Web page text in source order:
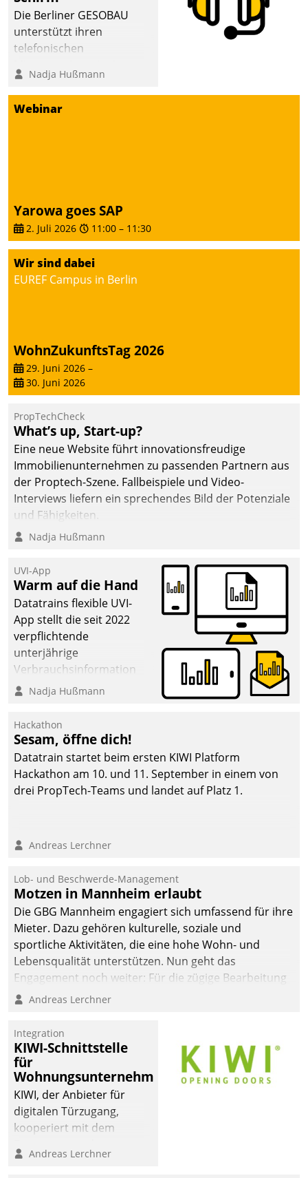
Die Berliner GESOBAU
unterstützt ihren
telefonischen
digitalen Cockpit, das
situationsbezogen
passende Fragen und
Mietenden zügiger und
effizienter zu bearbeiten.
Nadja Hußmann
Webinar
Yarowa goes SAP
2. Juli 2026 11:00 – 11:30
Wir sind dabei
EUREF Campus in Berlin
WohnZukunftsTag 2026
29. Juni 2026 –
30. Juni 2026
PropTechCheck
What’s up, Start-up?
Eine neue Website führt innovationsfreudige
Immobilienunternehmen zu passenden Partnern aus
der Proptech-Szene. Fallbeispiele und Video-
Interviews liefern ein sprechendes Bild der Potenziale
und Fähigkeiten.
Nadja Hußmann
UVI-App
Warm auf die Hand
Datatrains flexible UVI-
App stellt die seit 2022
verpflichtende
unterjährige
Verbrauchsinformation
schnell, zuverlässig und
Die monatlichen
Mitteilungen zum
Heizungs- und
Wasserverbrauch gehen
automatisiert, vollständig
und auf Wunsch über
Kommunikationswege bei
Nadja Hußmann
Hackathon
Sesam, öffne dich!
Datatrain startet beim ersten KIWI Platform
Hackathon am 10. und 11. September in einem von
drei PropTech-Teams und landet auf Platz 1.
Andreas Lerchner
Lob- und Beschwerde-Management
Motzen in Mannheim erlaubt
Die GBG Mannheim engagiert sich umfassend für ihre
Mieter. Dazu gehören kulturelle, soziale und
sportliche Aktivitäten, die eine hohe Wohn- und
Lebensqualität unterstützen. Nun geht das
Engagement noch weiter: Für die zügige Bearbeitung
von Beschwerden – oder Lob – richtet das
und Beschwerde-Management einen eigenen Kanal
ein.
Andreas Lerchner
Integration
KIWI-Schnittstelle
für
Wohnungsunternehmen
KIWI, der Anbieter für
digitalen Türzugang,
kooperiert mit dem
Softwareentwicklungshaus
Andreas Lerchner